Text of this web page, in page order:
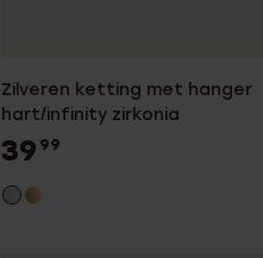
Zilveren ketting met hanger
hart/infinity zirkonia
39 99